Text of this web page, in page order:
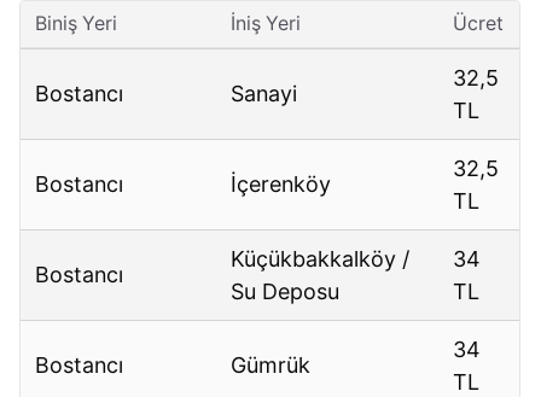
Biniş Yeri İniş Yeri Ücret
Bostancı Sanayi
32,5
TL
Bostancı İçerenköy
32,5
TL
Bostancı
Küçükbakkalköy /
Su Deposu
34
TL
Bostancı Gümrük
34
TL